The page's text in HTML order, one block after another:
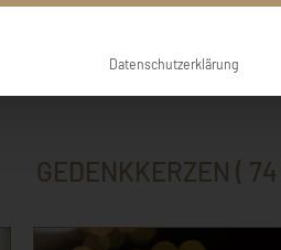
GEDENKKERZEN (
Datenschutzerklärung